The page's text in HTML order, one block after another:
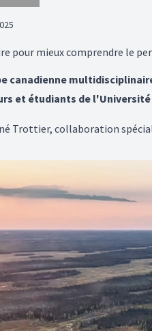
pour mieux comprendre le
canadienne
et étudiants de
Trottier, collaboration